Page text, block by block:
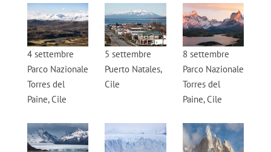
4 settembre
Parco Nazionale
Torres del
Paine, Cile
5 settembre
Puerto Natales,
Cile
8 settembre
Parco Nazionale
Torres del
Paine, Cile